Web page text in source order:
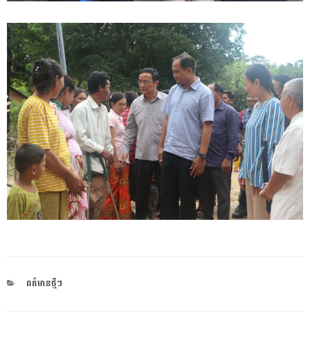
CATEGORIES
ពត៌មានថ្មីៗ